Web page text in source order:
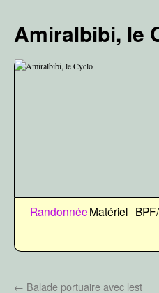
contenu
Amiralbibi, le
RandonnéeMatériel
← Balade portuaire avec lest